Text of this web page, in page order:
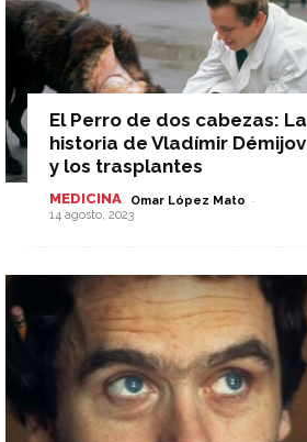
El Perro de dos cabezas: La
historia de Vladímir Démijov
y los trasplantes
MEDICINA Omar López Mato -
14 agosto, 2023